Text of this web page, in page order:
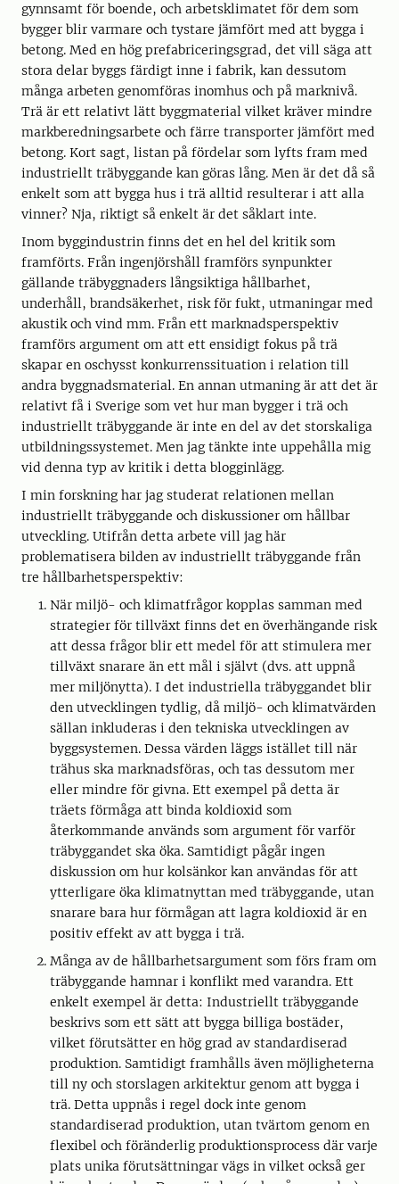
gynnsamt för boende, och arbetsklimatet för dem som
bygger blir varmare och tystare jämfört med att bygga i
betong. Med en hög prefabriceringsgrad, det vill säga att
stora delar byggs färdigt inne i fabrik, kan dessutom
många arbeten genomföras inomhus och på marknivå.
Trä är ett relativt lätt byggmaterial vilket kräver mindre
markberedningsarbete och färre transporter jämfört med
betong. Kort sagt, listan på fördelar som lyfts fram med
industriellt träbyggande kan göras lång. Men är det då så
enkelt som att bygga hus i trä alltid resulterar i att alla
vinner? Nja, riktigt så enkelt är det såklart inte.
Inom byggindustrin finns det en hel del kritik som
framförts. Från ingenjörshåll framförs synpunkter
gällande träbyggnaders långsiktiga hållbarhet,
underhåll, brandsäkerhet, risk för fukt, utmaningar med
akustik och vind mm. Från ett marknadsperspektiv
framförs argument om att ett ensidigt fokus på trä
skapar en oschysst konkurrenssituation i relation till
andra byggnadsmaterial. En annan utmaning är att det är
relativt få i Sverige som vet hur man bygger i trä och
industriellt träbyggande är inte en del av det storskaliga
utbildningssystemet. Men jag tänkte inte uppehålla mig
vid denna typ av kritik i detta blogginlägg.
I min forskning har jag studerat relationen mellan
industriellt träbyggande och diskussioner om hållbar
utveckling. Utifrån detta arbete vill jag här
problematisera bilden av industriellt träbyggande från
tre hållbarhetsperspektiv:
När miljö- och klimatfrågor kopplas samman med
strategier för tillväxt finns det en överhängande risk
att dessa frågor blir ett medel för att stimulera mer
tillväxt snarare än ett mål i självt (dvs. att uppnå
mer miljönytta). I det industriella träbyggandet blir
den utvecklingen tydlig, då miljö- och klimatvärden
sällan inkluderas i den tekniska utvecklingen av
byggsystemen. Dessa värden läggs istället till när
trähus ska marknadsföras, och tas dessutom mer
eller mindre för givna. Ett exempel på detta är
träets förmåga att binda koldioxid som
återkommande används som argument för varför
träbyggandet ska öka. Samtidigt pågår ingen
diskussion om hur kolsänkor kan användas för att
ytterligare öka klimatnyttan med träbyggande, utan
snarare bara hur förmågan att lagra koldioxid är en
positiv effekt av att bygga i trä.
Många av de hållbarhetsargument som förs fram om
träbyggande hamnar i konflikt med varandra. Ett
enkelt exempel är detta: Industriellt träbyggande
beskrivs som ett sätt att bygga billiga bostäder,
vilket förutsätter en hög grad av standardiserad
produktion. Samtidigt framhålls även möjligheterna
till ny och storslagen arkitektur genom att bygga i
trä. Detta uppnås i regel dock inte genom
standardiserad produktion, utan tvärtom genom en
flexibel och föränderlig produktionsprocess där varje
plats unika förutsättningar vägs in vilket också ger